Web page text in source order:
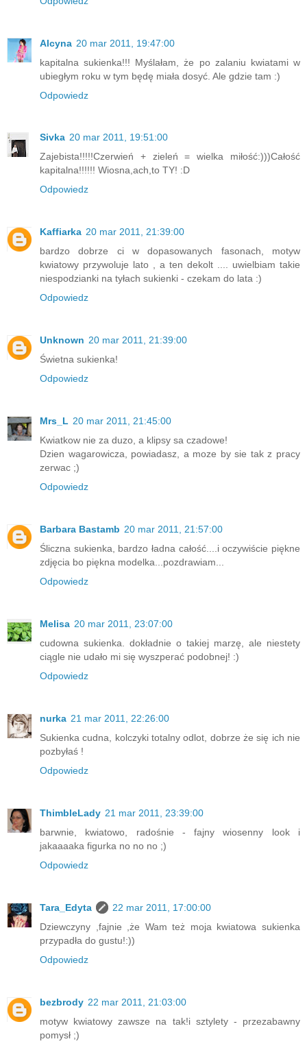
Alcyna 20 mar 2011, 19:47:00
kapitalna sukienka!!! Myślałam, że po zalaniu kwiatami w
ubiegłym roku w tym będę miała dosyć. Ale gdzie tam :)
Odpowiedz
Sivka 20 mar 2011, 19:51:00
Zajebista!!!!!Czerwień + zieleń = wielka miłość:)))Całość
kapitalna!!!!!! Wiosna,ach,to TY! :D
Odpowiedz
Kaffiarka 20 mar 2011, 21:39:00
bardzo dobrze ci w dopasowanych fasonach, motyw
kwiatowy przywoluje lato , a ten dekolt .... uwielbiam takie
niespodzianki na tyłach sukienki - czekam do lata :)
Odpowiedz
Unknown 20 mar 2011, 21:39:00
Świetna sukienka!
Odpowiedz
Mrs_L 20 mar 2011, 21:45:00
Kwiatkow nie za duzo, a klipsy sa czadowe!
Dzien wagarowicza, powiadasz, a moze by sie tak z pracy
zerwac ;)
Odpowiedz
Barbara Bastamb 20 mar 2011, 21:57:00
Śliczna sukienka, bardzo ładna całość....i oczywiście piękne
zdjęcia bo piękna modelka...pozdrawiam...
Odpowiedz
Melisa 20 mar 2011, 23:07:00
cudowna sukienka. dokładnie o takiej marzę, ale niestety
ciągle nie udało mi się wyszperać podobnej! :)
Odpowiedz
nurka 21 mar 2011, 22:26:00
Sukienka cudna, kolczyki totalny odlot, dobrze że się ich nie
pozbyłaś !
Odpowiedz
ThimbleLady 21 mar 2011, 23:39:00
barwnie, kwiatowo, radośnie - fajny wiosenny look i
jakaaaaka figurka no no no ;)
Odpowiedz
Tara_Edyta
22 mar 2011, 17:00:00
Dziewczyny ,fajnie ,że Wam też moja kwiatowa sukienka
przypadła do gustu!:))
Odpowiedz
bezbrody 22 mar 2011, 21:03:00
motyw kwiatowy zawsze na tak!i sztylety - przezabawny
pomysł ;)